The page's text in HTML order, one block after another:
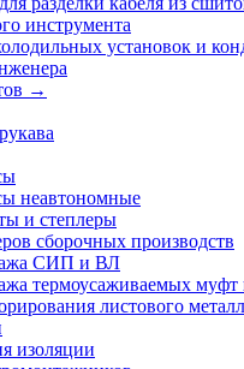
инструмента
установок и
→
неавтономные
и степлеры
сборочных производств
СИП и ВЛ
термоусаживаемых муфт
листового
изоляции